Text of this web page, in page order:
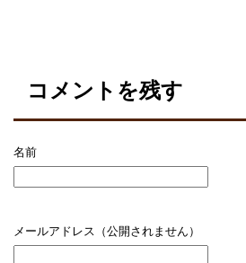
コメントを残す
名前
メールアドレス（公開されません）